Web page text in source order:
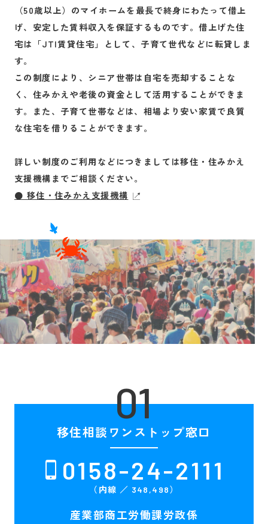
（50歳以上）のマイホームを最長で終身にわたって借上
げ、安定した賃料収入を保証するものです。借上げた住
宅は「JTI賃貸住宅」として、子育て世代などに転貸しま
す。
この制度により、シニア世帯は自宅を売却することな
く、住みかえや老後の資金として活用することができま
す。また、子育て世帯などは、相場より安い家賃で良質
な住宅を借りることができます。
詳しい制度のご利用などにつきましては移住・住みかえ
支援機構までご相談ください。
● 移住・住みかえ支援機構
01
移住相談 ワンストップ窓口
0158-24-2111
（内線 ／ 348,498）
産業部商工労働課労政係